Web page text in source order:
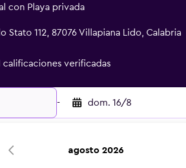
con Playa privada
Stato 112, 87076 Villapiana Lido, Calabria
calificaciones verificadas
- dom. 16/8
agosto 2026